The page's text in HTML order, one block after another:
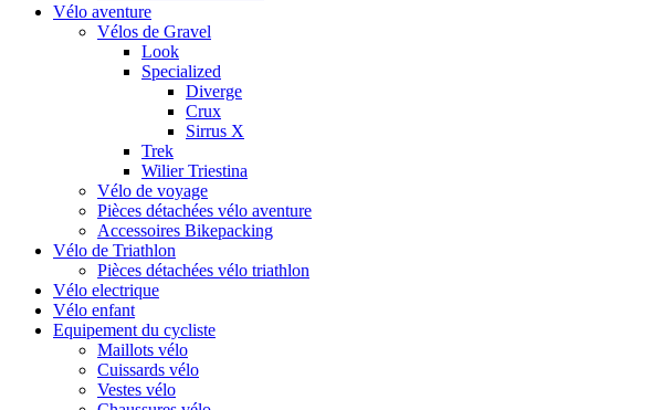
Vélo aventure
Vélos de Gravel
Look
Specialized
Diverge
Crux
Sirrus X
Trek
Wilier Triestina
Vélo de voyage
Pièces détachées vélo aventure
Accessoires Bikepacking
Vélo de Triathlon
Pièces détachées vélo triathlon
Vélo electrique
Vélo enfant
Equipement du cycliste
Maillots vélo
Cuissards vélo
Vestes vélo